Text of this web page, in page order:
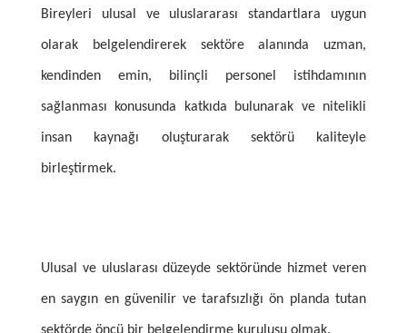
Bireyleri ulusal ve uluslararası standartlara uygun
olarak belgelendirerek sektöre alanında uzman,
kendinden emin, bilinçli personel istihdamının
sağlanması konusunda katkıda bulunarak ve nitelikli
insan kaynağı oluşturarak sektörü kaliteyle
birleştirmek.
Ulusal ve uluslarası düzeyde sektöründe hizmet veren
en saygın en güvenilir ve tarafsızlığı ön planda tutan